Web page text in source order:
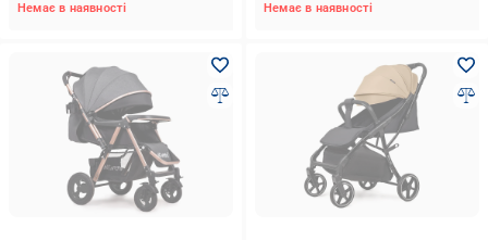
Немає в наявності Немає в наявності